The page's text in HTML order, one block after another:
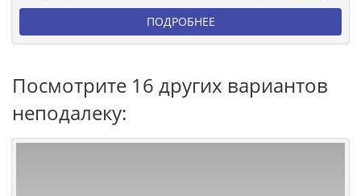
ПОДРОБНЕЕ
Посмотрите 16 других вариантов
неподалеку: